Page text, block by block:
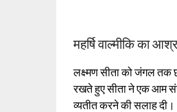
महर्षि वाल्मीकि का
लक्ष्मण सीता को जंगल तक
रखते हुए सीता ने एक आम
व्यतीत करने की सलाह दी।